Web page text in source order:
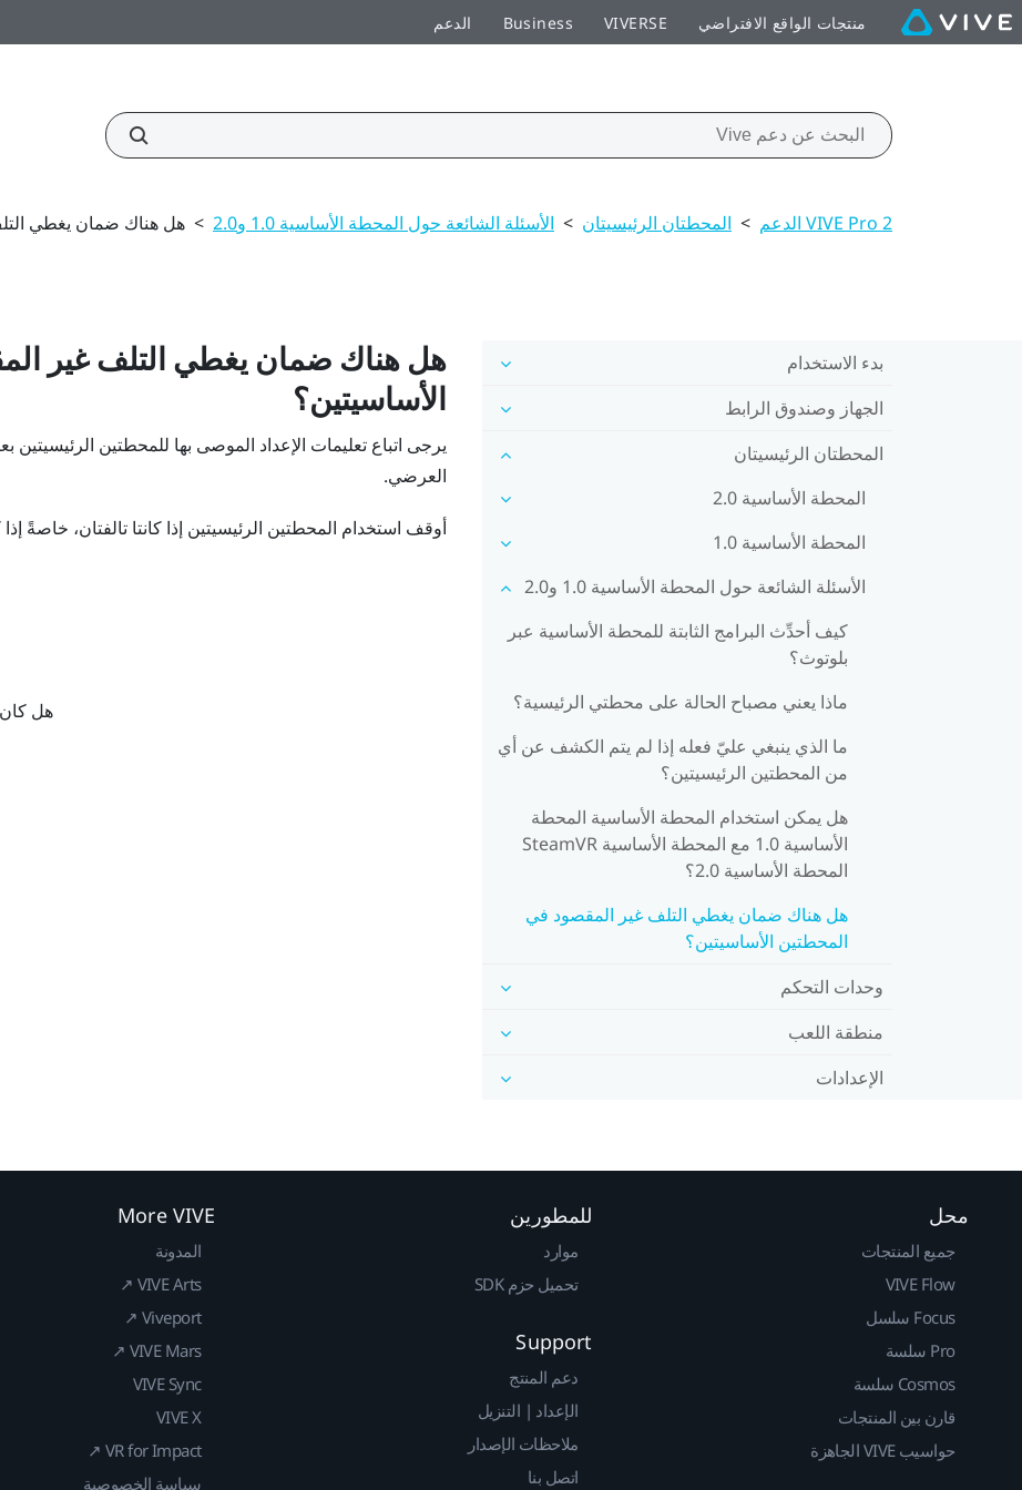
منتجات الواقع الافتراضي VIVERSE
Business الدعم
VIVE Pro 2 الدعم > المحطتان الرئيسيتان > الأسئلة الشائعة حول المحطة الأساسية 1.0 و2.0 > هل هناك ضمان يغطي
بدء الاستخدام
الجهاز وصندوق الرابط
المحطتان الرئيسيتان
المحطة الأساسية 2.0
المحطة الأساسية 1.0
الأسئلة الشائعة حول المحطة الأساسية 1.0 و2.0
كيف أحدِّث البرامج الثابتة للمحطة الأساسية عبر
بلوتوث؟
ماذا يعني مصباح الحالة على محطتي الرئيسية؟
ما الذي ينبغي عليّ فعله إذا لم يتم الكشف عن أي
من المحطتين الرئيسيتين؟
هل يمكن استخدام المحطة الأساسية المحطة
الأساسية 1.0 مع المحطة الأساسية SteamVR
المحطة الأساسية 2.0؟
هل هناك ضمان يغطي التلف غير المقصود في
المحطتين الأساسيتين؟
وحدات التحكم
منطقة اللعب
الإعدادات
هل هناك ضمان يغطي التلف غير
الأساسيتين؟
يرجى اتباع تعليمات الإعداد الموصى بها للمحطتين
العرضي.
أوقف استخدام المحطتين الرئيسيتين إذا كانتا تالفتان، خاصةً
هل
محل
جميع المنتجات
VIVE Flow
Focus سلسل
Pro سلسة
Cosmos سلسة
قارن بين المنتجات
حواسيب VIVE الجاهزة
للمطورين
موارد
تحميل حزم SDK
Support
دعم المنتج
الإعداد | التنزيل
ملاحظات الإصدار
اتصل بنا
More VIVE
المدونة
VIVE Arts ↗
Viveport ↗
VIVE Mars ↗
VIVE Sync
VIVE X
VR for Impact ↗
سياسة الخصوصية